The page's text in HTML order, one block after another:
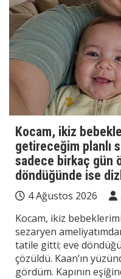
Kocam, ikiz
getireceğim planlı
sadece birkaç gün
döndüğünde ise
4 Ağustos 2026
Kocam, ikiz
sezaryen
tatile gitti; eve
çözüldü. Kaan’ın
gördüm. Kapının